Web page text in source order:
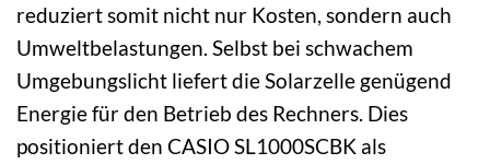
reduziert somit nicht nur Kosten, sondern auch
Umweltbelastungen. Selbst bei schwachem
Umgebungslicht liefert die Solarzelle genügend
Energie für den Betrieb des Rechners. Dies
positioniert den CASIO SL1000SCBK als